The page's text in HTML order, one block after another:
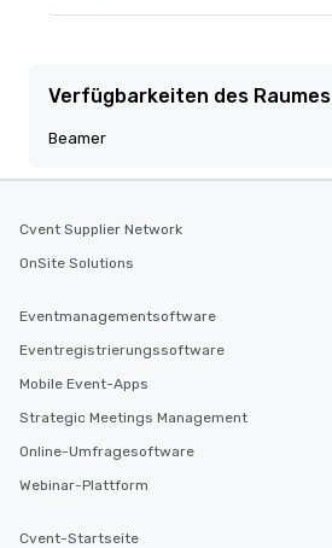
Verfügbarkeiten des Raumes
Beamer
Cvent Supplier Network
OnSite Solutions
Eventmanagementsoftware
Eventregistrierungssoftware
Mobile Event-Apps
Strategic Meetings Management
Online-Umfragesoftware
Webinar-Plattform
Cvent-Startseite